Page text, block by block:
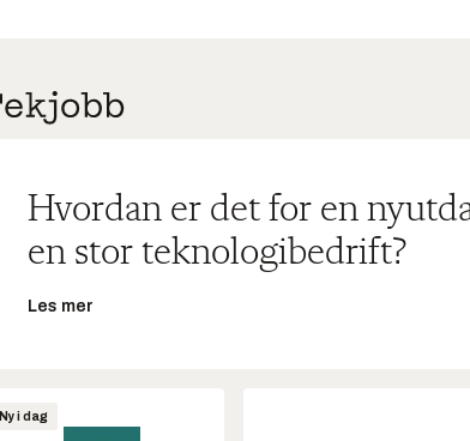
Hvordan er det for en
en stor teknologibedrift?
Les mer
Ny i dag